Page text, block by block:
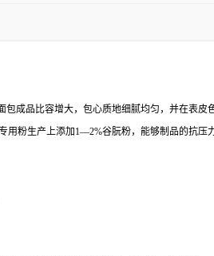
成品比容增大，包心质地细腻均匀，并在表皮
粉生产上添加1—2%谷朊粉，能够制品的抗压